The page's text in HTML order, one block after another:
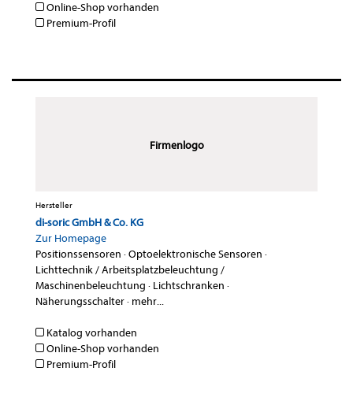
Online-Shop vorhanden
Premium-Profil
Firmenlogo
Hersteller
di-soric GmbH & Co. KG
Zur Homepage
Positionssensoren ·Optoelektronische Sensoren ·
Lichttechnik / Arbeitsplatzbeleuchtung /
Maschinenbeleuchtung · Lichtschranken ·
Näherungsschalter· mehr...
Katalog vorhanden
Online-Shop vorhanden
Premium-Profil